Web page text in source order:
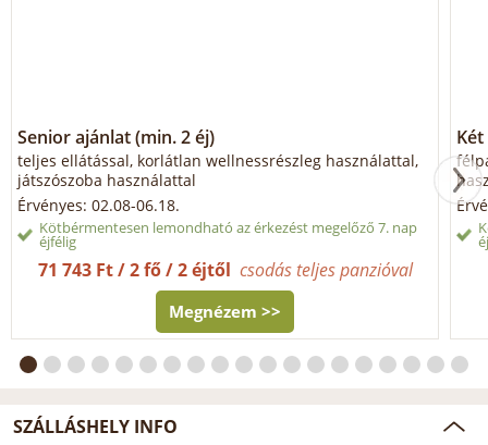
Senior ajánlat (min. 2 éj)
teljes ellátással, korlátlan wellnessrészleg használattal,
játszószoba használattal
Érvényes: 02.08-06.18.
Kötbérmentesen lemondható az érkezést megelőző 7. nap
éjfélig
71 743 Ft / 2 fő / 2 éjtől csodás teljes panzióval
Megnézem >>
SZÁLLÁSHELY INFO